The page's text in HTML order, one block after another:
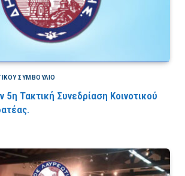
ΣΥΜΒΟΎΛΙΟ
Τακτική Συνεδρίαση Κοινοτικού